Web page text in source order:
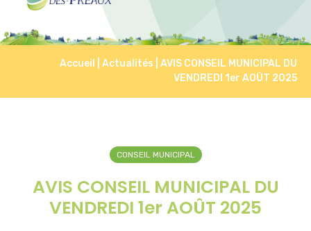
Accueil Actualités
AVIS CONSEIL MUNICIPAL DU
VENDREDI 1er AOÛT 2025
CONSEIL MUNICIPAL
AVIS CONSEIL MUNICIPAL DU
VENDREDI 1er AOÛT 2025